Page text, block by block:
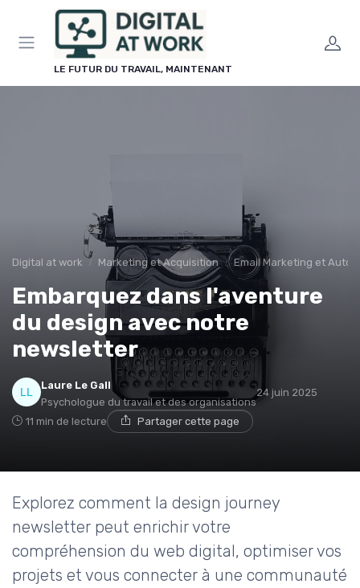
LE FUTUR DU TRAVAIL, MAINTENANT
Digital at work Marketing et Acquisition Email Marketing et
Embarquez dans l'aventure
du design avec notre
newsletter
Laure Le Gall
Psychologue du travail et des organisations
24 juin 2025
11 min de lecture Partager cette page
Explorez comment la design journey
newsletter peut enrichir votre
compréhension du web digital, optimiser vos
projets et vous connecter à une communauté
Panneau de gestion des cookies